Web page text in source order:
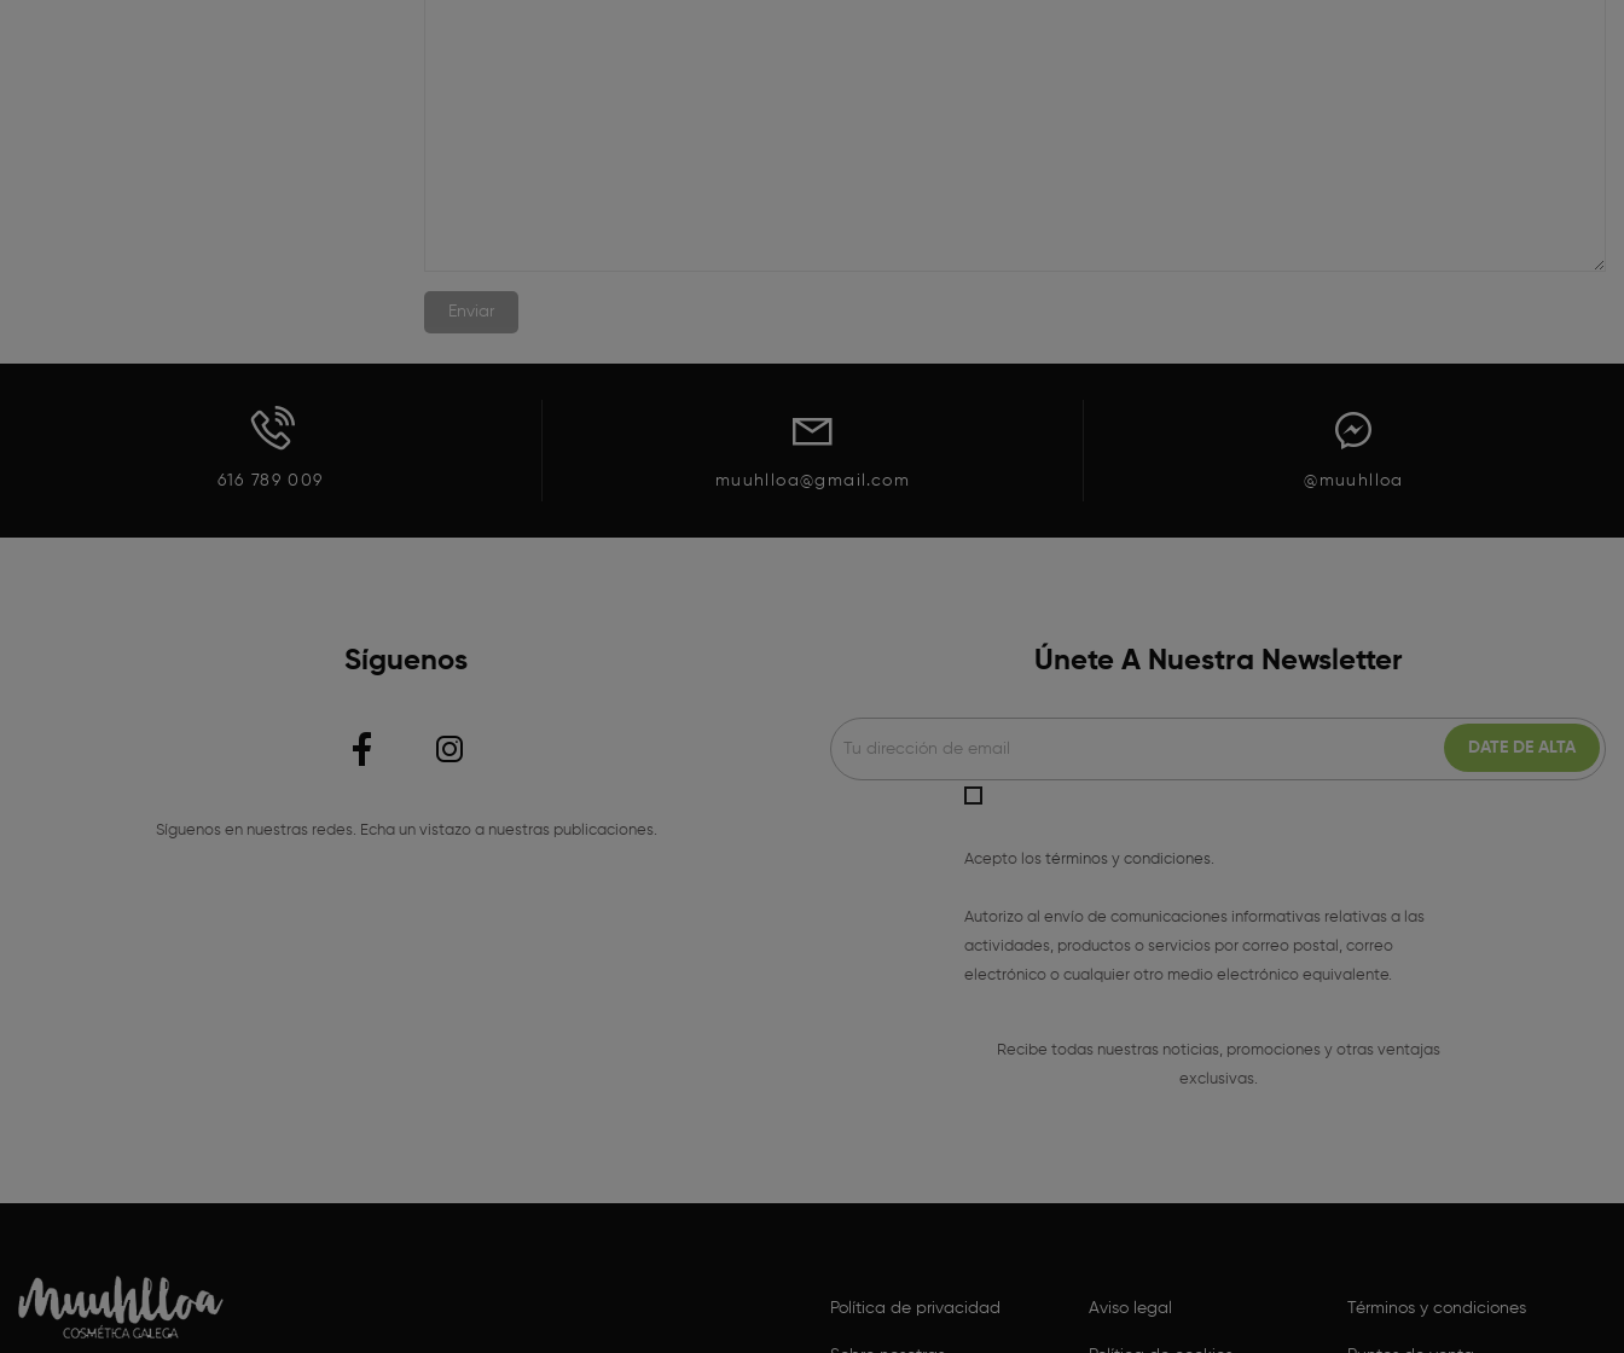
616 789 009 muuhlloa@gmail.com @muuhlloa
Síguenos
Síguenos en nuestras redes. Echa un vistazo a nuestras publicaciones.
Únete A Nuestra Newsletter
Acepto los términos y condiciones.
Autorizo al envío de comunicaciones informativas relativas a las
actividades, productos o servicios por correo postal, correo
electrónico o cualquier otro medio electrónico equivalente.
Recibe todas nuestras noticias, promociones y otras ventajas
exclusivas.
Política de privacidad Aviso legal Términos y condiciones